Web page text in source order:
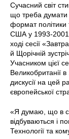
Сучасний світ
що треба думати
формат політики
США у 1993-2001
ході сесії
й Щорічній
Учасником цієї
Великобританії
дискусії на цей
європейської
«Я думаю, що в
відбуваються і
Технології та